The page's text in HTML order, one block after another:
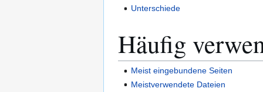
Unterschiede
Häufig
Meist eingebundene Seiten
Meistverwendete Dateien